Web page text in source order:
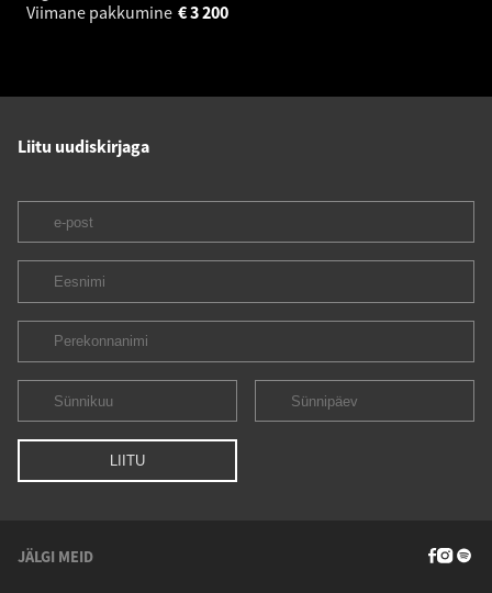
Viimane pakkumine
3 200
€
Liitu uudiskirjaga
JÄLGI MEID